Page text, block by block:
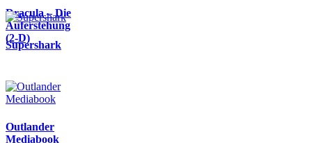
Dracula – Die
Auferstehung
(2-D)
Supershark
Outlander
Mediabook